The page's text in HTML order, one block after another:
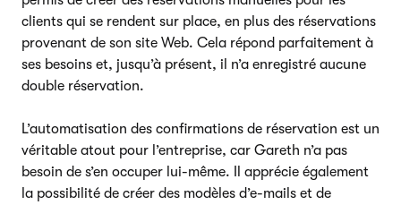
clients qui se rendent sur place, en plus des réservations
provenant de son site Web. Cela répond parfaitement à
ses besoins et, jusqu’à présent, il n’a enregistré aucune
double réservation.
L’automatisation des confirmations de réservation est un
véritable atout pour l’entreprise, car Gareth n’a pas
besoin de s’en occuper lui-même. Il apprécie également
la possibilité de créer des modèles d’e-mails et de